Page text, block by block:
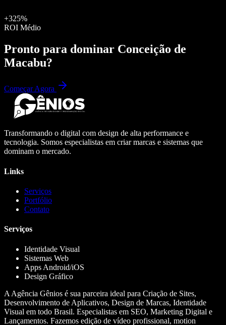
+325%
ROI Médio
Pronto para dominar Conceição de
Macabu?
Começar Agora
Transformando o digital com design de alta performance e
tecnologia. Somos especialistas em criar marcas e sistemas que
dominam o mercado.
Links
Serviços
Portfólio
Contato
Serviços
Identidade Visual
Sistemas Web
Apps Android/iOS
Design Gráfico
A Agência Gênios é sua parceira ideal para Criação de Sites,
Desenvolvimento de Aplicativos, Design de Marcas, Identidade
Visual em todo Brasil. Especialistas em SEO, Marketing Digital e
Lançamentos. Fazemos edição de vídeo profissional, motion